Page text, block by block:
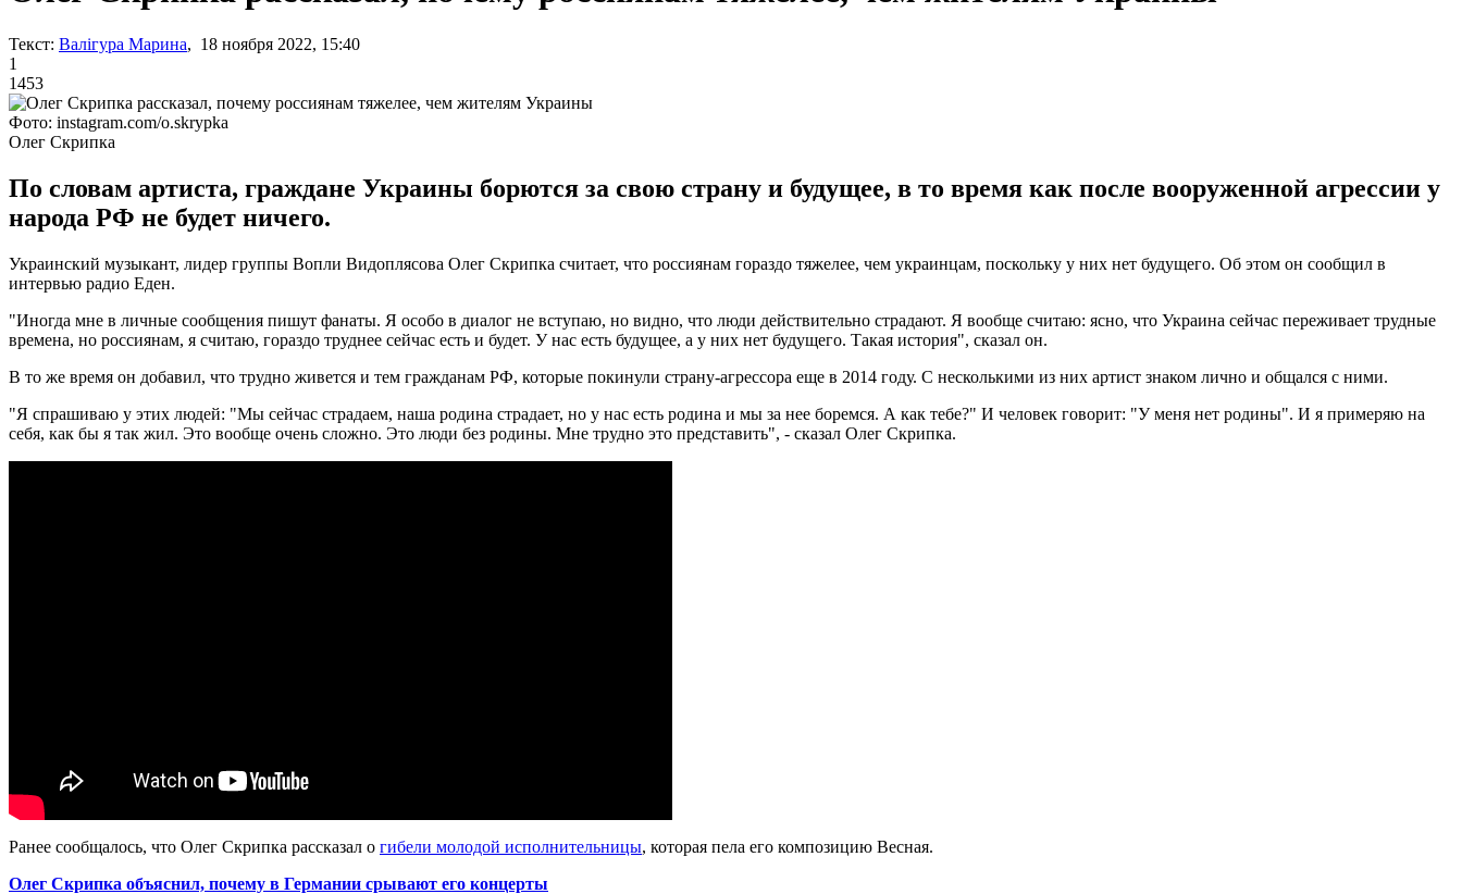
Текст: Валігура Марина, 18 ноября 2022, 15:40
1
1453
Фото: instagram.com/o.skrypka
Олег Скрипка
По словам артиста, граждане Украины борются за свою страну и будущее, в то время как после вооруженной агрессии у
народа РФ не будет ничего.
Украинский музыкант, лидер группы Вопли Видоплясова Олег Скрипка считает, что россиянам гораздо тяжелее, чем украинцам, поскольку у них нет будущего. Об этом он сообщил в
интервью радио Еден.
"Иногда мне в личные сообщения пишут фанаты. Я особо в диалог не вступаю, но видно, что люди действительно страдают. Я вообще считаю: ясно, что Украина сейчас переживает трудные
времена, но россиянам, я считаю, гораздо труднее сейчас есть и будет. У нас есть будущее, а у них нет будущего. Такая история", сказал он.
В то же время он добавил, что трудно живется и тем гражданам РФ, которые покинули страну-агрессора еще в 2014 году. С несколькими из них артист знаком лично и общался с ними.
"Я спрашиваю у этих людей: "Мы сейчас страдаем, наша родина страдает, но у нас есть родина и мы за нее боремся. А как тебе?" И человек говорит: "У меня нет родины". И я примеряю на
себя, как бы я так жил. Это вообще очень сложно. Это люди без родины. Мне трудно это представить", - сказал Олег Скрипка.
Ранее сообщалось, что Олег Скрипка рассказал о гибели молодой исполнительницы, которая пела его композицию Весная.
Олег Скрипка объяснил, почему в Германии срывают его концерты